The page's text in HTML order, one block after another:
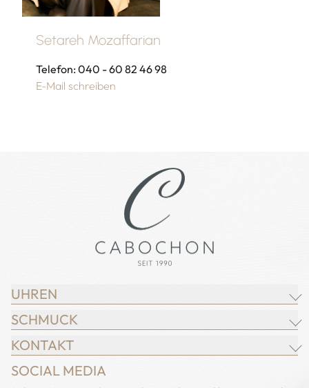
Setareh Mozaffarian
Telefon: 040 - 60 82 46 98
E-Mail schreiben
UHREN
BREITLING
CHOPARD
IWC SCHAFFHAUSEN
SCHMUCK
JUWELIER CABOCHON
CHOPARD
KONTAKT
Adresse:
SOCIAL MEDIA